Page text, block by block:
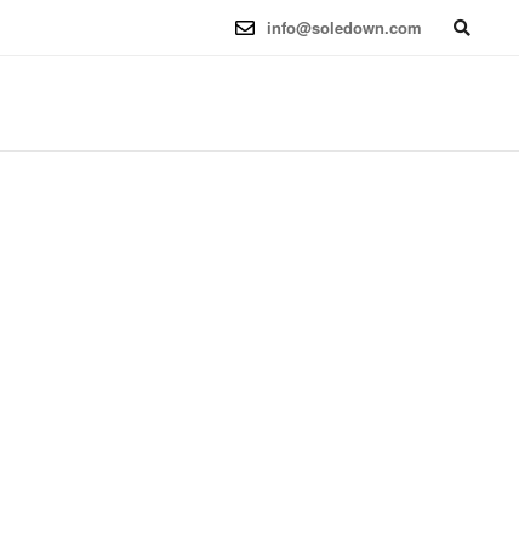
1 (2025-08-12) x86_64info@soledown.com